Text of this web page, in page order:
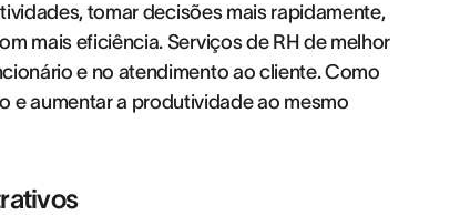
tomar decisões mais rapidamente,
mais eficiência. Serviços de RH de melhor
e no atendimento ao cliente. Como
e aumentar a produtividade ao mesmo